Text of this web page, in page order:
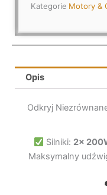
Kategorie Motory &
Opis
Odkryj
Silniki: 2x
Maksymalny